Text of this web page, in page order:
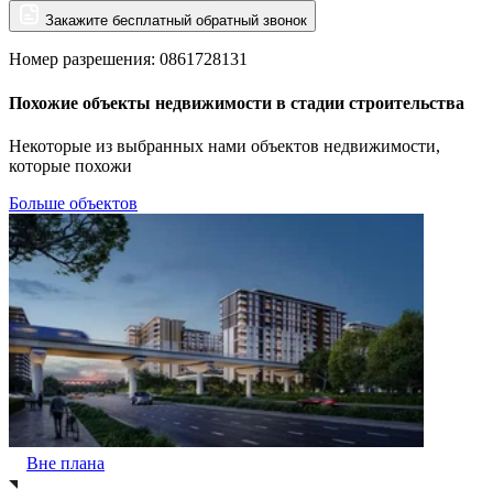
Закажите бесплатный обратный звонок
Номер разрешения: 0861728131
Похожие объекты недвижимости в стадии строительства
Некоторые из выбранных нами объектов недвижимости,
которые похожи
Больше объектов
Вне плана